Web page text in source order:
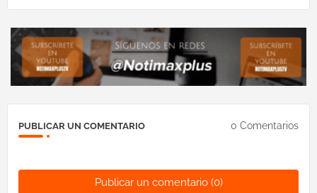
PUBLICAR UN COMENTARIO 0 Comentarios
Publicar un comentario (0)